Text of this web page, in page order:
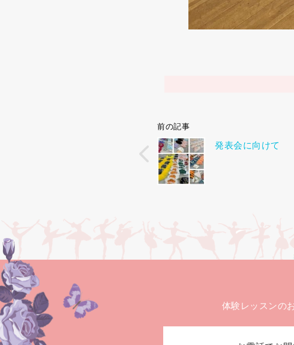
前の記事
発表会に向けて
体験レッスンの